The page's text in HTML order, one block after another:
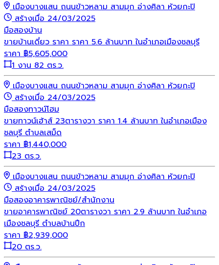
เมืองบางแสน ถนนข้าวหลาม สามมุก อ่างศิลา ห้วยกะปิ
สร้างเมื่อ 24/03/2025
มือสองบ้าน
ขายบ้านเดี่ยว ราคา ราคา 5.6 ล้านบาท ในอำเภอเมืองชลบุรี
ราคา ฿5,605,000
1 งาน 82 ตร.ว.
เมืองบางแสน ถนนข้าวหลาม สามมุก อ่างศิลา ห้วยกะปิ
สร้างเมื่อ 24/03/2025
มือสองทาวน์โฮม
ขายทาวน์เฮ้าส์ 23ตารางวา ราคา 1.4 ล้านบาท ในอำเภอเมือง
ชลบุรี ตำบลเสม็ด
ราคา ฿1,440,000
23 ตร.ว.
เมืองบางแสน ถนนข้าวหลาม สามมุก อ่างศิลา ห้วยกะปิ
สร้างเมื่อ 24/03/2025
มือสองอาคารพาณิชย์/สำนักงาน
ขายอาคารพาณิชย์ 20ตารางวา ราคา 2.9 ล้านบาท ในอำเภอ
เมืองชลบุรี ตำบลบ้านปึก
ราคา ฿2,939,000
20 ตร.ว.